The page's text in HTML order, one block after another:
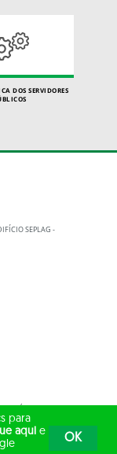
DOS SERVIDORES
SEPLAG -
para
aqui e
OK